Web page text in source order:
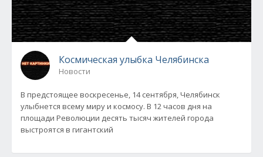
Космическая улыбка Челябинска
Новости
В предстоящее воскресенье, 14 сентября, Челябинск
улыбнется всему миру и космосу. В 12 часов дня на
площади Революции десять тысяч жителей города
выстроятся в гигантский